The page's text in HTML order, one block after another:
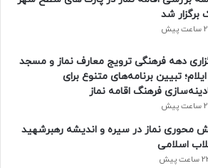
برگزار شد
پیش
دهه فرهنگی ترویج معارف نماز و مسجد
تبیین برنامه‌های متنوع برای
فرهنگ اقامه نماز
پیش
محوری نماز در سیره و اندیشه رهبرشهید
اسلامی
پیش